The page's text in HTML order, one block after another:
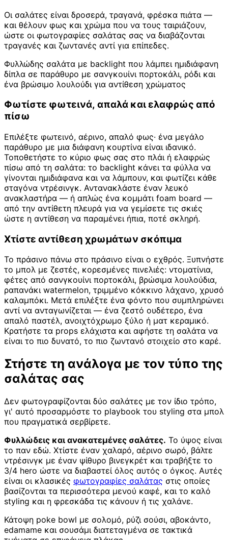
Οι σαλάτες είναι δροσερά, τραγανά, φρέσκα πιάτα —
και θέλουν φως και χρώμα που να τους ταιριάζουν,
ώστε οι φωτογραφίες σαλάτας σας να διαβάζονται
τραγανές και ζωντανές αντί για επίπεδες.
Φυλλώδης σαλάτα με backlight που λάμπει ημιδιάφανη
δίπλα σε παράθυρο με σανγκουίνι πορτοκάλι, ρόδι και
ένα βρώσιμο λουλούδι για αντίθεση χρώματος
Φωτίστε φωτεινά, απαλά και ελαφρώς από
πίσω
Επιλέξτε φωτεινό, αέρινο, απαλό φως· ένα μεγάλο
παράθυρο με μια διάφανη κουρτίνα είναι ιδανικό.
Τοποθετήστε το κύριο φως σας στο πλάι ή ελαφρώς
πίσω από τη σαλάτα: το backlight κάνει τα φύλλα να
γίνονται ημιδιάφανα και να λάμπουν, και φωτίζει κάθε
σταγόνα ντρέσινγκ. Αντανακλάστε έναν λευκό
ανακλαστήρα — ή απλώς ένα κομμάτι foam board —
από την αντίθετη πλευρά για να γεμίσετε τις σκιές
ώστε η αντίθεση να παραμένει ήπια, ποτέ σκληρή.
Χτίστε αντίθεση χρωμάτων σκόπιμα
Το πράσινο πάνω στο πράσινο είναι ο εχθρός. Ξυπνήστε
το μπολ με ζεστές, κορεσμένες πινελιές: ντοματίνια,
φέτες από σανγκουίνι πορτοκάλι, βρώσιμα λουλούδια,
ραπανάκι watermelon, τριμμένο κόκκινο λάχανο, χρυσό
καλαμπόκι. Μετά επιλέξτε ένα φόντο που συμπληρώνει
αντί να ανταγωνίζεται — ένα ζεστό ουδέτερο, ένα
απαλό παστέλ, ανοιχτόχρωμο ξύλο ή ματ κεραμικό.
Κρατήστε τα props ελάχιστα και αφήστε τη σαλάτα να
είναι το πιο δυνατό, το πιο ζωντανό στοιχείο στο καρέ.
Στήστε τη ανάλογα με τον τύπο της
σαλάτας σας
Δεν φωτογραφίζονται δύο σαλάτες με τον ίδιο τρόπο,
γι' αυτό προσαρμόστε το playbook του styling στα μπολ
που πραγματικά σερβίρετε.
Φυλλώδεις και ανακατεμένες σαλάτες. Το ύψος είναι
το παν εδώ. Χτίστε έναν χαλαρό, αέρινο σωρό, βάλτε
ντρέσινγκ με έναν ψίθυρο βινεγκρέτ και τραβήξτε το
3/4 hero ώστε να διαβαστεί όλος αυτός ο όγκος. Αυτές
είναι οι κλασικές φωτογραφίες σαλάτας στις οποίες
βασίζονται τα περισσότερα μενού καφέ, και το καλό
styling και η φρεσκάδα τις κάνουν ή τις χαλάνε.
Κάτοψη poke bowl με σολομό, ρύζι σούσι, αβοκάντο,
edamame και σουσάμι διατεταγμένα σε τακτικά